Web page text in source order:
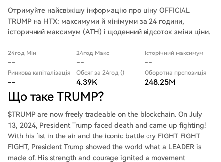
Отримуйте найсвіжішу інформацію про ціну OFFICIAL
TRUMP на HTX: максимуми й мінімуми за 24 години,
історичний максимум (ATH) і щоденний відсоток зміни ціни.
24год Мін
--
24год Макс
--
Історічний максимум
--
Ринкова капіталізація
--
Обсяг за 24год ()
4.39K
Оборотна пропозиція
248.25M
Що таке TRUMP?
$TRUMP are now freely tradeable on the blockchain. On July
13, 2024, President Trump faced death and came up fighting!
With his fist in the air and the iconic battle cry FIGHT FIGHT
FIGHT, President Trump showed the world what a LEADER is
made of. His strength and courage ignited a movement